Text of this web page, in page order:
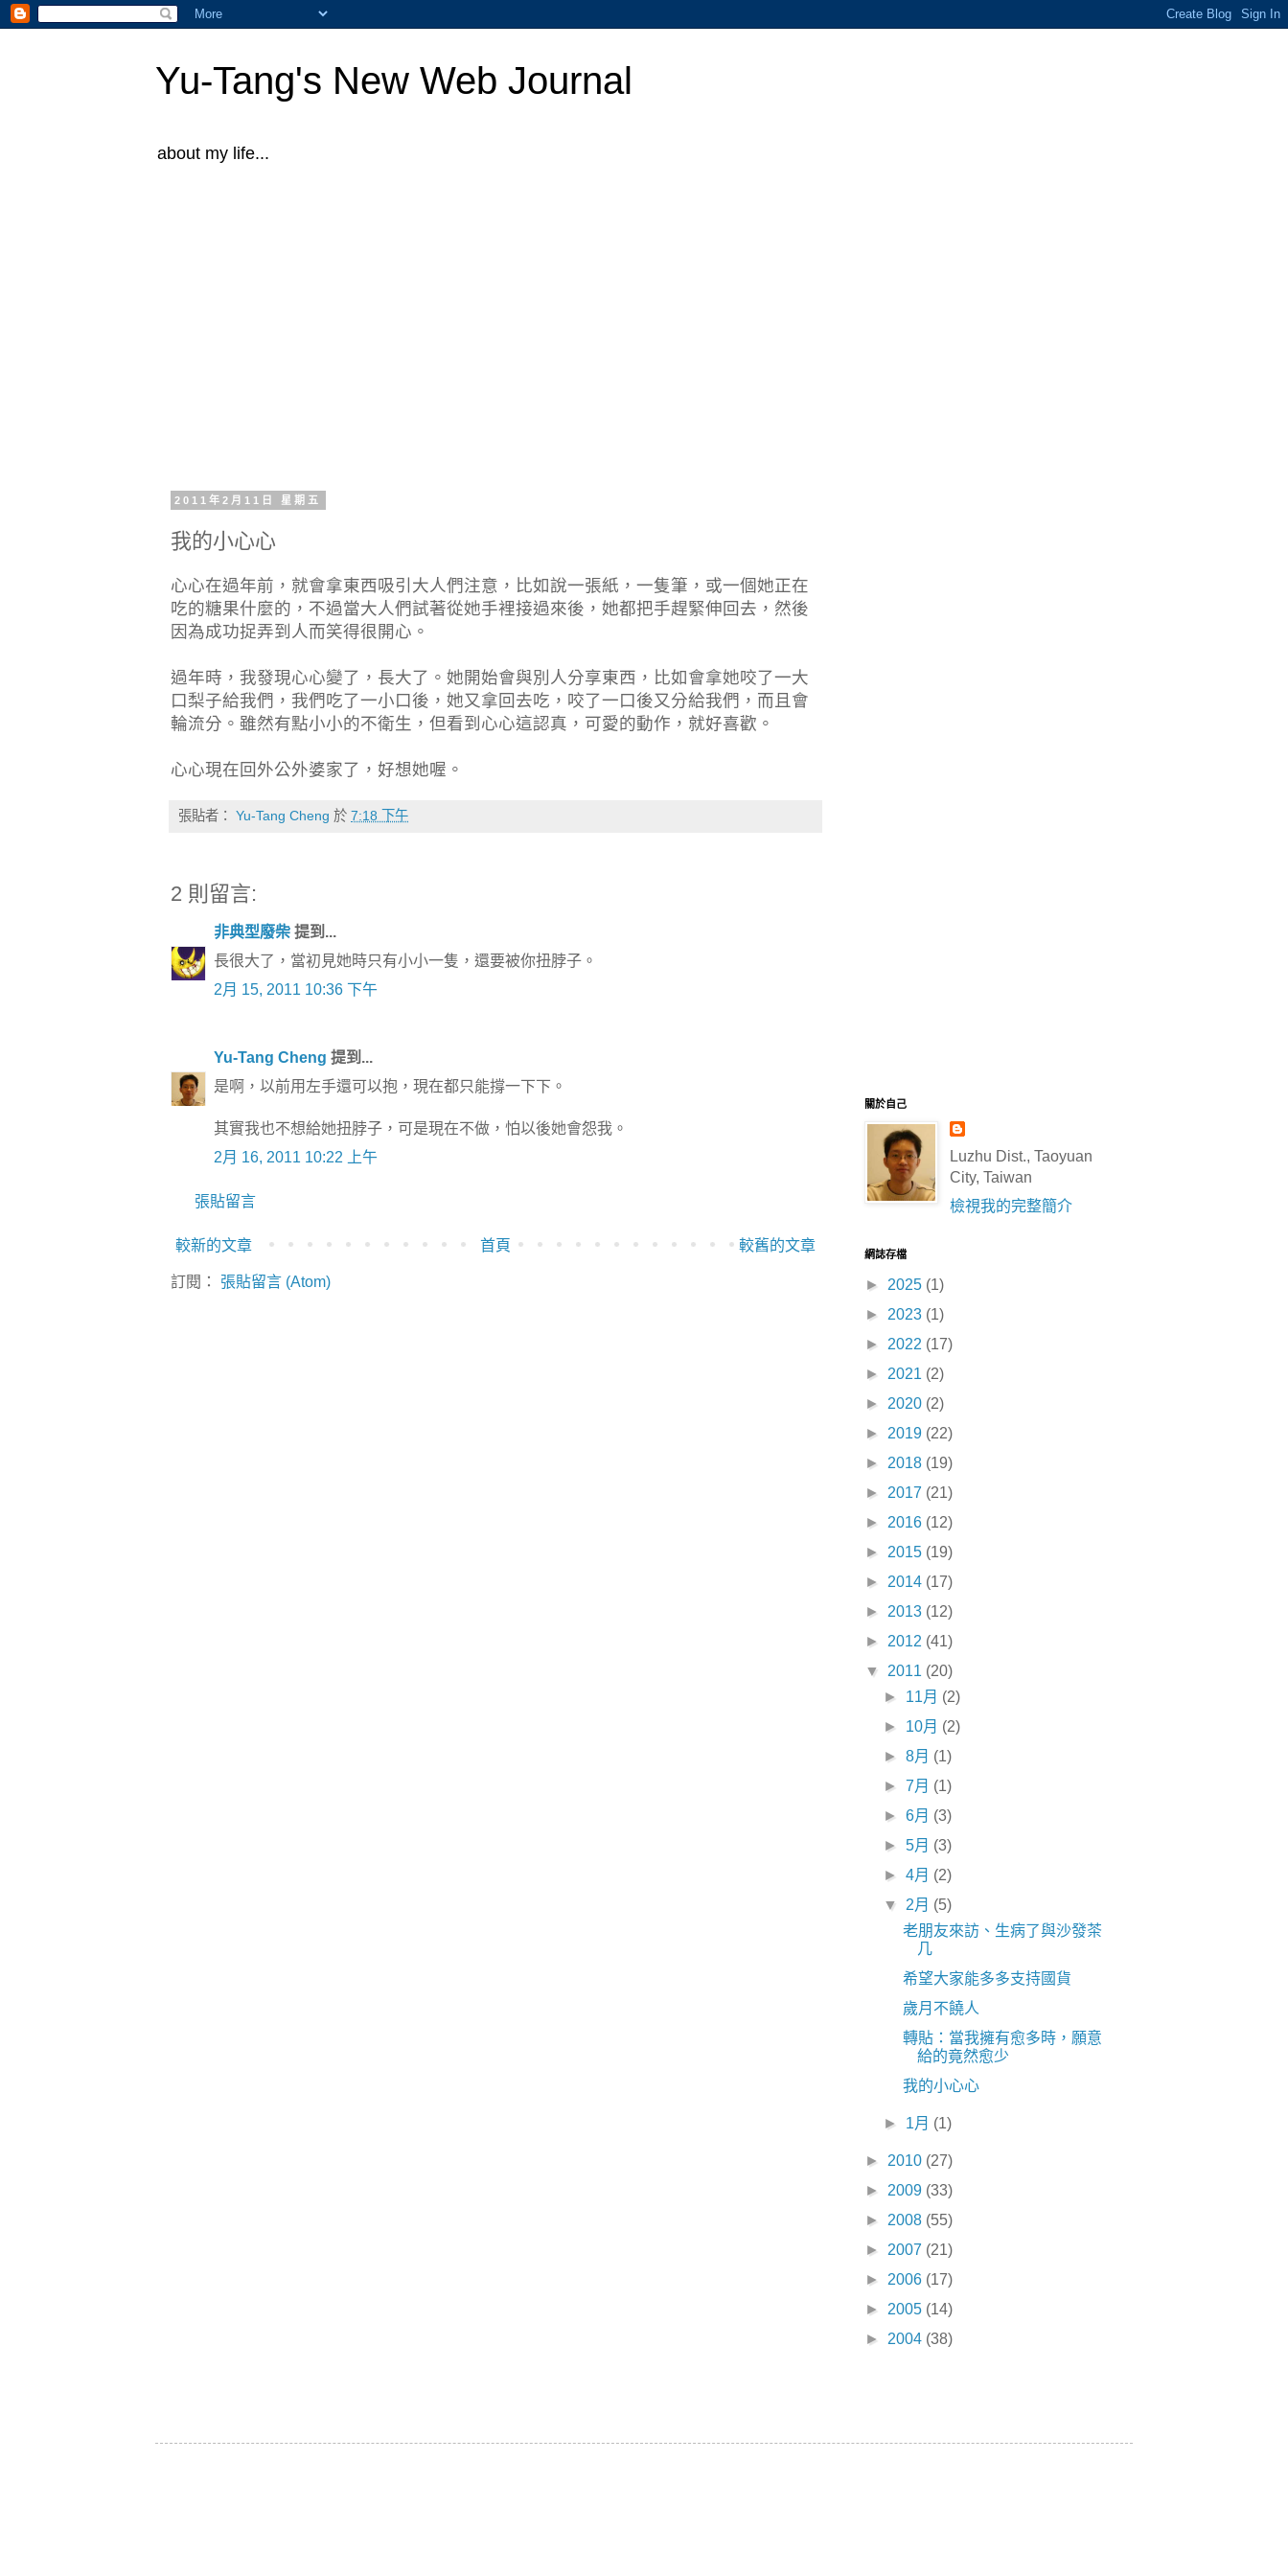
Yu-Tang's New Web Journal
about my life...
2011年2月11日 星期五
我的小心心
心心在過年前，就會拿東西吸引大人們注意，比如說一張紙，一隻筆，或一個她正在
吃的糖果什麼的，不過當大人們試著從她手裡接過來後，她都把手趕緊伸回去，然後
因為成功捉弄到人而笑得很開心。
過年時，我發現心心變了，長大了。她開始會與別人分享東西，比如會拿她咬了一大
口梨子給我們，我們吃了一小口後，她又拿回去吃，咬了一口後又分給我們，而且會
輪流分。雖然有點小小的不衛生，但看到心心這認真，可愛的動作，就好喜歡。
心心現在回外公外婆家了，好想她喔。
張貼者： Yu-Tang Cheng 於 7:18 下午
2 則留言:
非典型廢柴 提到...
長很大了，當初見她時只有小小一隻，還要被你扭脖子。
2月 15, 2011 10:36 下午
Yu-Tang Cheng 提到...
是啊，以前用左手還可以抱，現在都只能撐一下下。
其實我也不想給她扭脖子，可是現在不做，怕以後她會怨我。
2月 16, 2011 10:22 上午
張貼留言
較新的文章 較舊的文章
首頁
訂閱： 張貼留言 (Atom)
關於自己
Luzhu Dist., Taoyuan
City, Taiwan
檢視我的完整簡介
網誌存檔
► 2025 (1)
► 2023 (1)
► 2022 (17)
► 2021 (2)
► 2020 (2)
► 2019 (22)
► 2018 (19)
► 2017 (21)
► 2016 (12)
► 2015 (19)
► 2014 (17)
► 2013 (12)
► 2012 (41)
▼ 2011 (20)
► 11月 (2)
► 10月 (2)
►8月 (1)
►7月 (1)
►6月 (3)
►5月 (3)
►4月 (2)
▼ 2月 (5)
老朋友來訪、生病了與沙發茶
几
希望大家能多多支持國貨
歲月不饒人
轉貼：當我擁有愈多時，願意
給的竟然愈少
我的小心心
► 1月 (1)
► 2010 (27)
► 2009 (33)
► 2008 (55)
► 2007 (21)
► 2006 (17)
► 2005 (14)
► 2004 (38)